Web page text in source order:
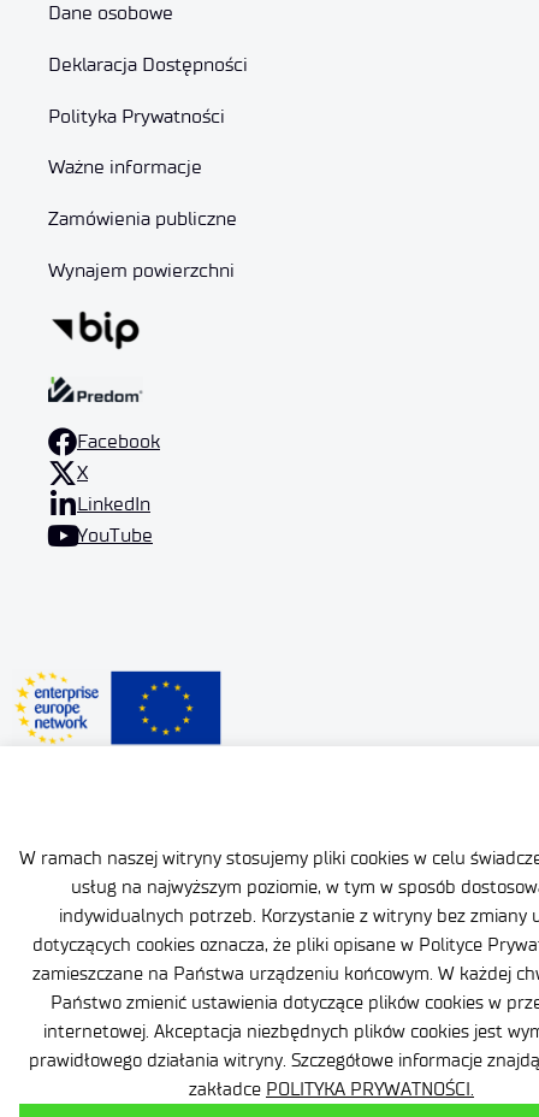
W ramach naszej witryny stosujemy pliki cookies w celu
usług na najwyższym poziomie, w tym w sposób
indywidualnych potrzeb. Korzystanie z witryny bez zmiany
dotyczących cookies oznacza, że pliki opisane w Polityce
zamieszczane na Państwa urządzeniu końcowym. W każdej
Państwo zmienić ustawienia dotyczące plików cookies w
internetowej. Akceptacja niezbędnych plików cookies jest
prawidłowego działania witryny. Szczegółowe informacje
zakładce POLITYKA PRYWATNOŚCI.
Dane osobowe
Deklaracja Dostępności
Polityka Prywatności
Ważne informacje
Zamówienia publiczne
Wynajem powierzchni
Facebook
X
LinkedIn
YouTube